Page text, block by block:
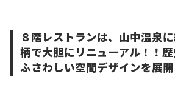
８階レストランは、山中温泉
柄で大胆にリニューアル！！
ふさわしい空間デザインを展開